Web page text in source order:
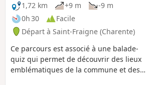
1,72 km
+9 m
-9 m
0h 30
Facile
Départ à Saint-Fraigne (Charente)
Ce parcours est associé à une balade-
quiz qui permet de découvrir des lieux
emblématiques de la commune et des